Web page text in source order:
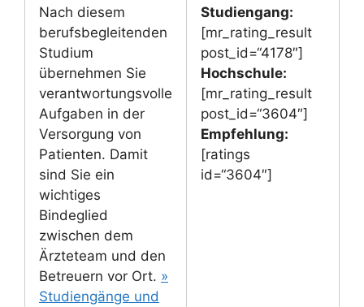
Nach diesem
berufsbegleitenden
Studium
übernehmen Sie
verantwortungsvolle
Aufgaben in der
Versorgung von
Patienten. Damit
sind Sie ein
wichtiges
Bindeglied
zwischen dem
Ärzteteam und den
Betreuern vor Ort. »
Studiengänge und
Studiengang:
[mr_rating_result
post_id=“4178″]
Hochschule:
[mr_rating_result
post_id=“3604″]
Empfehlung:
[ratings
id=“3604″]